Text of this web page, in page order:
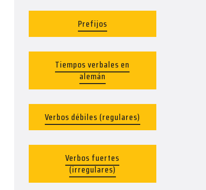
Prefijos
Tiempos verbales en
alemán
Verbos débiles (regulares)
Verbos fuertes
(irregulares)